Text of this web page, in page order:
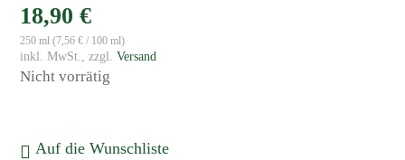
18,90€
250 ml (7,56€ / 100 ml)
zzgl.Versand
Nicht vorrätig
Auf die Wunschliste